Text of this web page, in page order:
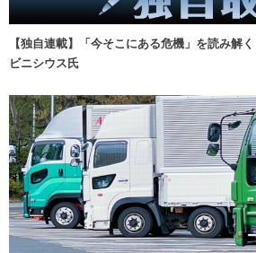
【独自連載】「今そこにある危機」を読み解
ビニシウス氏